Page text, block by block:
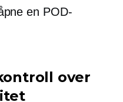
en POD-
over